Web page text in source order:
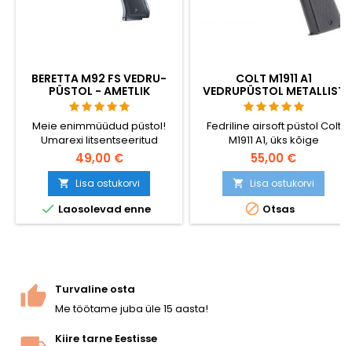
BERETTA M92 FS VEDRU-
PÜSTOL - AMETLIK
UMAREXI KOOPIA
Meie enimmüüdud püstol!
Umarexi litsentseeritud
Beretta M92 FS. Metallist
siseosad, liikuv kukk ja
autentsed märgistused.
Töötab ideaalselt ka talvel.
49,00 €
 Lisa ostukorvi
 Laosolevad enne
COLT M1911 A1
VEDRUPÜSTOL METALLIST
LIUGURIGA
Fedriline airsoft püstol Colt
M1911 A1, üks kõige
realistlikumaid vedru
replikaid - võimas, täpne,
meeldiv käes hoida ja lihtne
kasutada. BAXS
laskesüsteem paneb BB-d
lendu pöörlema, nii et
55,00 €
 Lisa ostukorvi
 Otsas
Turvaline osta
Me töötame juba üle 15 aasta!
Kiire tarne Eestisse